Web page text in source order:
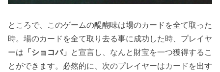
ところで、このゲームの醍醐味は場のカードを全て取った
時。場のカードを全て取り去る事に成功した時、プレイヤ
ーは 「ショコバ」 と宣言し、なんと財宝を一つ獲得するこ
とができます。必然的に、次のプレイヤーはカードを出す